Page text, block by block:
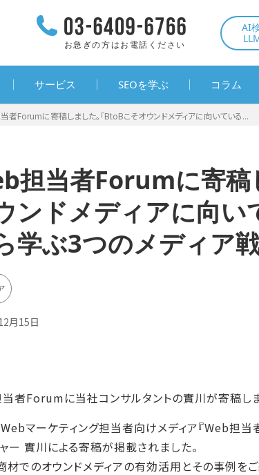
お急ぎの方はお電話ください
AI
サービス SEOを学ぶ コラム
者Forumに寄稿しました。「BtoBこそオウンドメディアに向いている...
担当者Forumに寄
ンドメディアに向い
学ぶ3つのメディア戦
月15日
者Forumに当社コンサルタントの實川が寄稿しま
マーケティング担当者向けメディア『Web担
ー 實川による寄稿が掲載されました。
でのオウンドメディアの有効活用とその事例をご